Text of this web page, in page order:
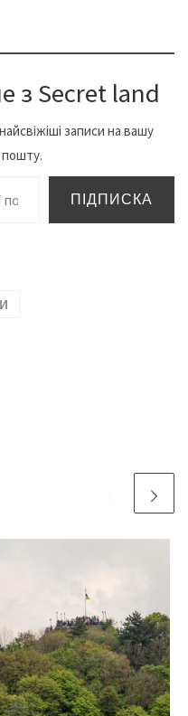
з Secret land
записи на вашу
пошти…
ПІДПИСКА